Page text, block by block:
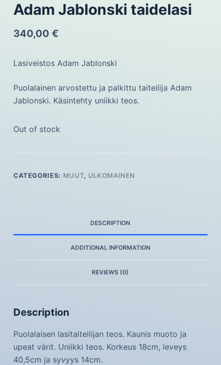
Adam Jablonski taidelasi
340,00 €
Lasiveistos Adam Jablonski
Puolalainen arvostettu ja palkittu taiteilija Adam
Jablonski. Käsintehty uniikki teos.
Out of stock
CATEGORIES: MUUT, ULKOMAINEN
DESCRIPTION
ADDITIONAL INFORMATION
REVIEWS (0)
Description
Puolalaisen lasitaiteilijan teos. Kaunis muoto ja
upeat värit. Uniikki teos. Korkeus 18cm, leveys
40,5cm ja syvyys 14cm.